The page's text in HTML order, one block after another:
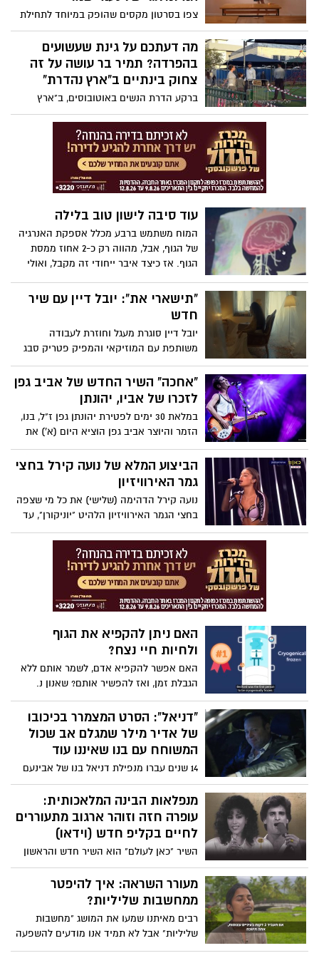
צפו בסרטון מקסים שהופק במיוחד לתחילת
שנת הלימודים עם מסר לחזק את צוותי
החינוך ולהזכיר ששנת הלימודים הקרובה
צריכה לעסוק בלימוד ערכים ליברלים,
דמוקרטים והומניסטים ובחינוך לשוויון
וסובלנות. שנת לימודים טובה ומוצלחת גם
לכל התלמידים והתלמידות ולצוותי ההוראה
והחינוך
מה דעתכם על גינת שעשועים
בהפרדה? תמיר בר עושה על זה
צחוק בינתיים ב"ארץ נהדרת"
ברקע הדרת הנשים באוטובוסים, ב"ארץ
נהדרת" של קשת 12 יצרו מערכון שעושה צחוק
מהמצב בכיכובו של תמיר בר שמגלם דמות
של פקח שכל תפקידו לוודא שההפרדה בגן
השעשועים ממומשת: "אדם וחווה היו ביחד
בגן וראינו איך זה נגמר. אם היה שם פקח עד
היום היינו בגן עדן". צפו
עוד סיבה לישון טוב בלילה
המוח משתמש ברבע מכלל אספקת האנרגיה
של הגוף, אבל, מהווה רק כ-2 אחוז ממסת
הגוף. אז כיצד איבר ייחודי זה מקבל, ואולי
חדש מראה שזה קשור בשינה.
"תישארי את": יובל דיין עם שיר
חדש
יובל דיין סוגרת מעגל וחוזרת לעבודה
משותפת עם המוזיקאי והמפיק פטריק סבג
שהפיק את אלבום הבכורה שלה "לאסוף".
השיר החדש, "תישארי את", שיר הנושא מתוך
האלבום הרביעי, מסמן את הכיוון המוזיקלי
ואת האוירה החדשנית של האלבום. יובל
קרובה מתמיד עם טקסטים בוגרים יותר
וחשופים יותר. האזינו לשיר
"אחכה" השיר החדש של אביב גפן
לזכרו של אביו, יהונתן
במלאת 30 ימים לפטירת יהונתן גפן ז"ל, בנו,
הזמר והיוצר אביב גפן הוציא היום (א') את
השיר שכתב לזכרו, "אחכה". שיר שביצע בנשף
רוק בפארק הירקון לראשונה מול 40 אלף איש
. צפו בקליפ:
הביצוע המלא של נועה קירל בחצי
גמר האירוויזיון
נועה קירל הדהימה (שלישי) את כל מי שצפה
בחצי הגמר האירוויזיון הלהיט "יוניקורן", עד
כדי כך שהיא העפילה לגמר האירוויזיון. צפו
בביצוע הפנומנל:
האם ניתן להקפיא את הגוף
ולחיות חיי נצח?
האם אפשר להקפיא אדם, לשמר אותם ללא
הגבלת זמן, ואז להפשיר אותם? שאנון נ.
טסייר חוקרת את האתגרים של שימור
ההקפאה האנושית. צפו
"דניאל": הסרט המצמרר בכיכובו
של אדיר מילר שמגלם אב שכול
המשוחח עם בנו שאיננו עוד
14 שנים עברו מנפילת דניאל בנו של אבינעם
שירן בקרב, והאב השכול לא הצליח להביא
את עצמו למחוק את מספר הטלפון של בנו
המת. יום אחד, כשהטלפון החכם הציע לו
להתקשר לדניאל, הוא חשב, "אולי באמת?".
הרגע הטכנולוגי הקר הפך לסיפור ואז לסרט
קצר שביים נוני גפן בכיכובו של אדיר מילר
אדיר מילר משתף: "לעשות סרט כזה זו מצווה
בשבילי!". צפו
מנפלאות הבינה המלאכותית:
עופרה חזה וזוהר ארגוב מתעוררים
לחיים בקליפ חדש (וידאו)
השיר "כאן לעולם" הוא השיר חדש והראשון
בשפה העברית שנוצר באמצעות בינה
מלאכותית שלמדה את קולות הזמרים
האהובים שאינם בחיים. השיר נע בין כמיהה
באהבה למדינה ובהתרפקות על זמנים טובים
מעורר השראה: איך להיפטר
ממחשבות שליליות?
רבים מאיתנו שמעו את המושג "מחשבות
שליליות" אבל לא תמיד אנו מודעים להשפעה
ולהשלכות שלהן על חווית החיים שלנו. ובכל